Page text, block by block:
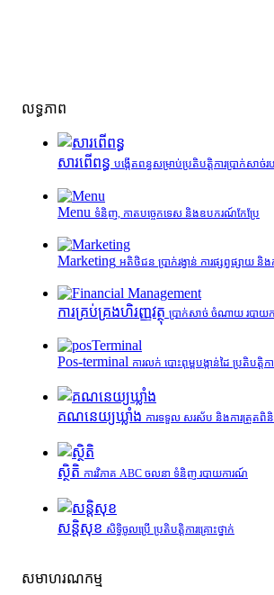
លទ្ធភាព
សារពើពន្ធ បង្កើតពន្ធសម្រាប់ប្រតិបត្តិការប្រាក់សាច់
Menu ទំនិញ, កាតបច្ចេកទេស និងឧបករណ៍កែប្រែ
Marketing អតិថិជន ប្រាក់រង្វាន់ ការផ្សព្វផ្សាយ និងក
ការគ្រប់គ្រង​ហិរញ្ញវត្ថុ ប្រាក់សាច់ ចំណាយ របាយ
Pos-terminal ការលក់ បោះពុម្ពបង្កាន់ដៃ ប្រតិបត្តិក
គណនេយ្យឃ្លាំង ការទទួល សរស័ប និងការត្រួតពិ
ស្ថិតិ ការវិភាគ ABC ចលនា ទំនិញ របាយការណ៍
សន្តិសុខ សិទ្ធិចូលប្រើ ប្រតិបត្តិការគ្រោះថ្នាក់
សមាហរណកម្ម